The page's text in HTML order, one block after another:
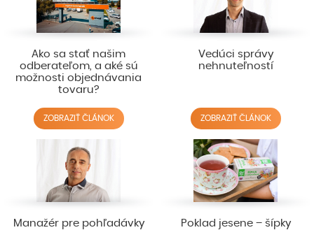
Ako sa stať našim
odberateľom, a aké sú
možnosti objednávania
tovaru?
ZOBRAZIŤ ČLÁNOK
Vedúci správy
nehnuteľností
ZOBRAZIŤ ČLÁNOK
Manažér pre pohľadávky Poklad jesene – šípky